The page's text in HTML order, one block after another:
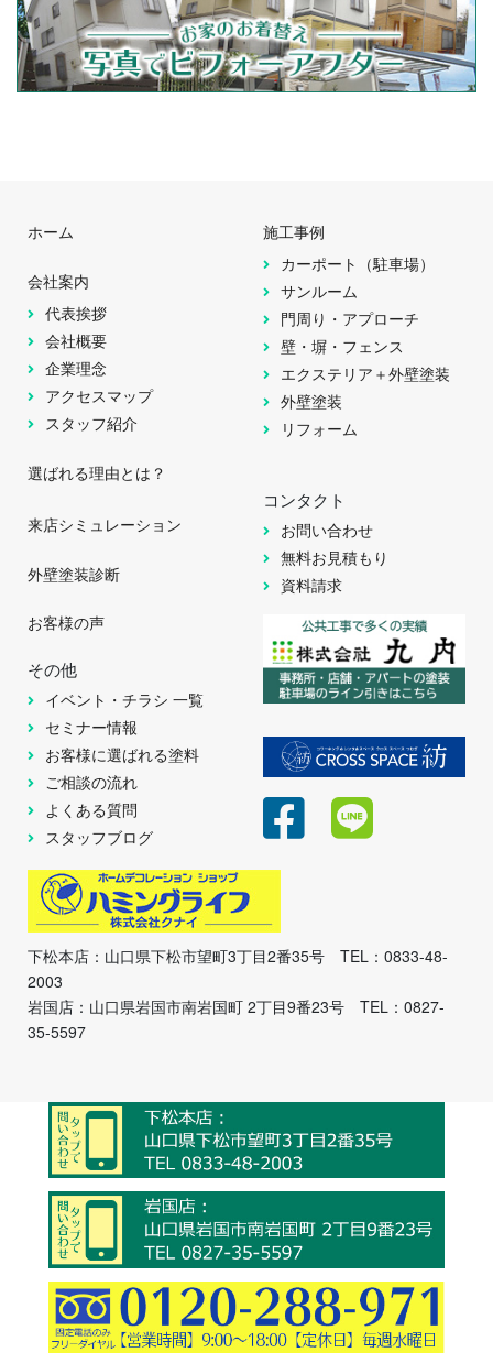
ホーム
会社案内
代表挨拶
会社概要
企業理念
アクセスマップ
スタッフ紹介
選ばれる理由とは？
施工事例
カーポート（駐車場）
サンルーム
門周り・アプローチ
壁・塀・フェンス
エクステリア＋外壁塗装
外壁塗装
リフォーム
来店シミュレーション
外壁塗装診断
お客様の声
その他
イベント・チラシ 一覧
セミナー情報
お客様に選ばれる塗料
ご相談の流れ
よくある質問
スタッフブログ
コンタクト
お問い合わせ
無料お見積もり
資料請求
下松本店：山口県下松市望町3丁目2番35号 TEL：0833-48-
2003
岩国店：山口県岩国市南岩国町 2丁目9番23号 TEL：0827-
35-5597